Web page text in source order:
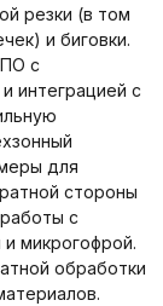
резки (в том
и биговки.
с
интеграцией с
для
стороны
с
микрогофрой.
обработки